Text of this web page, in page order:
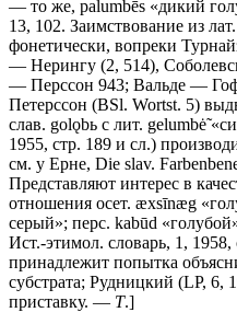
— то же, palumbēs «дикий
13, 102. Заимствование из
фонетически, вопреки
— Нерингу (2, 514),
— Перссон 943; Вальде —
Петерссон (BSl. Wortst. 5)
слав. golǫbь с лит. gelumbė̃
1955, стр. 189 и сл.)
см. у Ерне, Die slav.
Представляют интерес в
отношения осет. æxsīnæg
серый»; перс. kabūd
Ист.-этимол. словарь, 1,
принадлежит попытка
субстрата; Рудницкий (LP, 6,
приставку. — Т.]